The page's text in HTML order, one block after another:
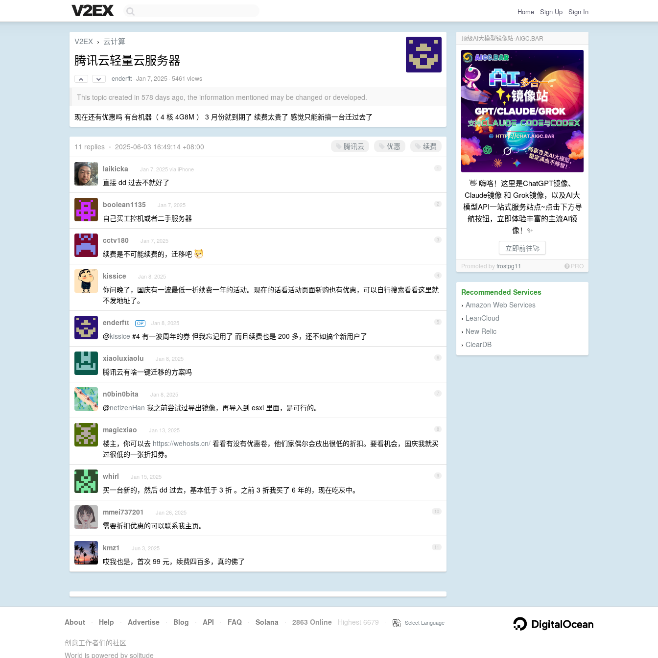
Home Sign Up Sign In
顶级AI大模型镜像站-AIGC.BAR
👋 嗨咯！这里是ChatGPT镜像、
Claude镜像 和 Grok镜像，以及AI大
模型API一站式服务站点~点击下方导
航按钮，立即体验丰富的主流AI镜
像！✨
立即前往🚀
Promoted byfrostpg11 PRO
Recommended Services
› Amazon Web Services
› LeanCloud
› New Relic
› ClearDB
V2EX › 云计算
腾讯云轻量云服务器
enderftt ·Jan 7, 2025 · 5461 views
This topic created in 578 days ago, the information mentioned may be changed or developed.
现在还有优惠吗 有台机器（ 4 核 4G8M ） 3 月份就到期了 续费太贵了 感觉只能新搞一台迁过去了
腾讯云 优惠 续费
11 replies • 2025-06-03 16:49:14 +08:00
1
laikicka Jan 7, 2025 via iPhone
直接 dd 过去不就好了
2
boolean1135 Jan 7, 2025
自己买工控机或者二手服务器
3
cctv180 Jan 7, 2025
续费是不可能续费的，迁移吧
4
kissice Jan 8, 2025
你问晚了，国庆有一波最低一折续费一年的活动。现在的话看活动页面新购也有优惠，可以自行搜索看看这里就
不发地址了。
5
enderftt OP Jan 8, 2025
@kissice #4 有一波周年的券 但我忘记用了 而且续费也是 200 多，还不如搞个新用户了
6
xiaoluxiaolu Jan 8, 2025
腾讯云有啥一键迁移的方案吗
7
n0bin0bita Jan 8, 2025
@netizenHan 我之前尝试过导出镜像，再导入到 esxi 里面，是可行的。
8
magicxiao Jan 13, 2025
楼主，你可以去 https://wehosts.cn/ 看看有没有优惠卷，他们家偶尔会放出很低的折扣。要看机会，国庆我就买
过很低的一张折扣券。
9
whirl Jan 15, 2025
买一台新的，然后 dd 过去，基本低于 3 折 。之前 3 折我买了 6 年的，现在吃灰中。
10
mmei737201 Jan 26, 2025
需要折扣优惠的可以联系我主页。
11
kmz1 Jun 3, 2025
哎我也是，首次 99 元，续费四百多，真的佛了
About · Help · Advertise · Blog · API · FAQ · Solana · 2863 Online Highest 6679 Select Language
创意工作者们的社区
World is powered by solitude